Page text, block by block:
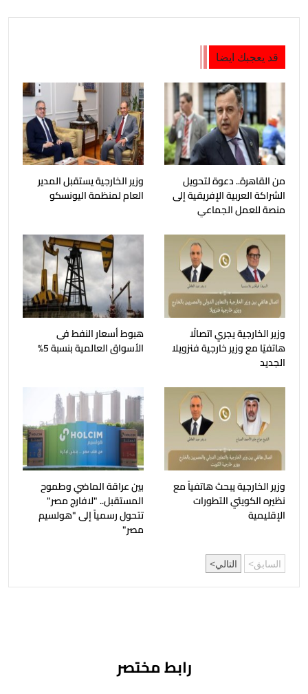
قد يعجبك ايضا
من القاهرة.. دعوة لتحويل
الشراكة العربية الإفريقية إلى
منصة للعمل الجماعي
وزير الخارجية يستقبل المدير
العام لمنظمة اليونسكو
وزير الخارجية يجري اتصالًا
هاتفيًا مع وزير خارجية فنزويلا
الجديد
هبوط أسعار النفط فى
الأسواق العالمية بنسبة 5%
وزير الخارجية يبحث هاتفياً مع
نظيره الكويتي التطورات
الإقليمية
بين عراقة الماضي وطموح
المستقبل.. "لافارچ مصر"
تتحول رسمياً إلى "هولسيم
مصر"
السابق التالي
رابط مختصر